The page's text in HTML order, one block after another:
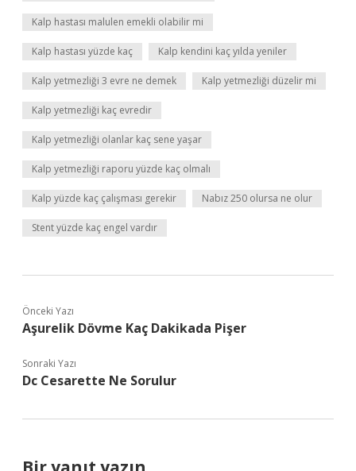
Kalp hastası malulen emekli olabilir mi
Kalp hastası yüzde kaç Kalp kendini kaç yılda yeniler
Kalp yetmezliği 3 evre ne demek Kalp yetmezliği düzelir mi
Kalp yetmezliği kaç evredir
Kalp yetmezliği olanlar kaç sene yaşar
Kalp yetmezliği raporu yüzde kaç olmalı
Kalp yüzde kaç çalışması gerekir Nabız 250 olursa ne olur
Stent yüzde kaç engel vardır
Önceki Yazı
Aşurelik Dövme Kaç Dakikada Pişer
Sonraki Yazı
Dc Cesarette Ne Sorulur